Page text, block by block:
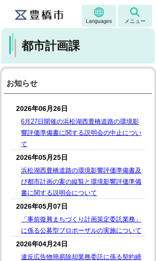
Languages メニュー
都市計画課
お知らせ
2026年06月26日
6月27日開催の浜松湖西豊橋道路の環境影
響評価準備書に関する説明会の中止につい
て
2026年05月25日
浜松湖西豊橋道路の環境影響評価準備書及
び都市計画の案の縦覧と環境影響評価準備
書に関する説明会について
2026年05月07日
「事前復興まちづくり計画策定委託業務」
に係る公募型プロポーザルの実施について
2026年04月24日
違反広告物簡易除却業務委託に係る契約締